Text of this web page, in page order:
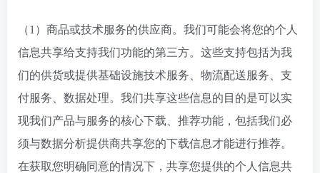
（1）商品或技术服务的供应商。我们可能会将您的个人
信息共享给支持我们功能的第三方。这些支持包括为我
们的供货或提供基础设施技术服务、物流配送服务、支
付服务、数据处理。我们共享这些信息的目的是可以实
现我们产品与服务的核心下载、推荐功能，包括我们必
须与数据分析提供商共享您的下载信息才能进行推荐。
在获取您明确同意的情况下，共享您提供的个人信息共